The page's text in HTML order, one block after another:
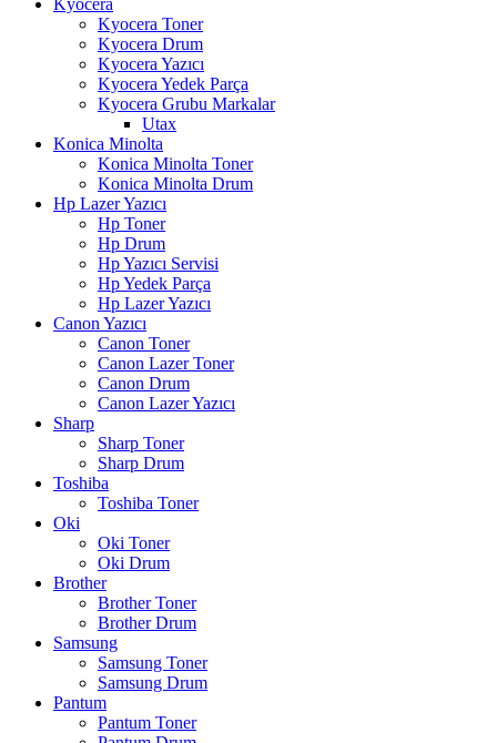
Kyocera Toner
Kyocera Drum
Kyocera Yazıcı
Kyocera Yedek Parça
Kyocera Grubu Markalar
Utax
Konica Minolta
Konica Minolta Toner
Konica Minolta Drum
Hp Lazer Yazıcı
Hp Toner
Hp Drum
Hp Yazıcı Servisi
Hp Yedek Parça
Hp Lazer Yazıcı
Canon Yazıcı
Canon Toner
Canon Lazer Toner
Canon Drum
Canon Lazer Yazıcı
Sharp
Sharp Toner
Sharp Drum
Toshiba
Toshiba Toner
Oki
Oki Toner
Oki Drum
Brother
Brother Toner
Brother Drum
Samsung
Samsung Toner
Samsung Drum
Pantum
Pantum Toner